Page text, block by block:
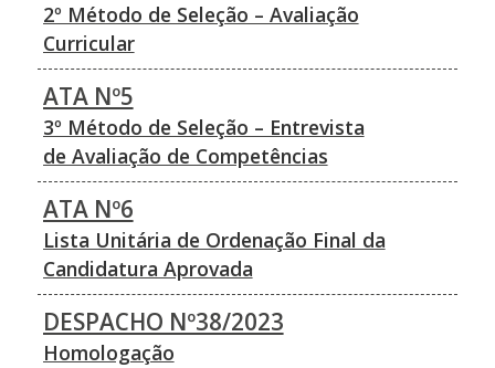
2º Método de Seleção – Avaliação
Curricular
ATA Nº5
3º Método de Seleção – Entrevista
de Avaliação de Competências
ATA Nº6
Lista Unitária de Ordenação Final da
Candidatura Aprovada
DESPACHO Nº38/2023
Homologação